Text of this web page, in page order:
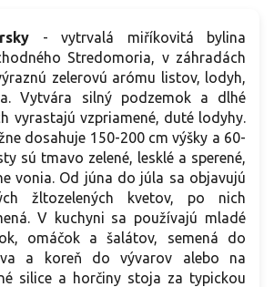
- vytrvalá miříkovitá bylina
Stredomoria, v záhradách
zelerovú arómu listov, lodyh,
Vytvára silný podzemok a dlhé
vyrastajú vzpriamené, duté lodyhy.
dosahuje 150-200 cm výšky a 60-
sú tmavo zelené, lesklé a sperené,
vonia. Od júna do júla sa objavujú
žltozelených kvetov, po nich
V kuchyni sa používajú mladé
omáčok a šalátov, semená do
a koreň do vývarov alebo na
silice a horčiny stoja za typickou